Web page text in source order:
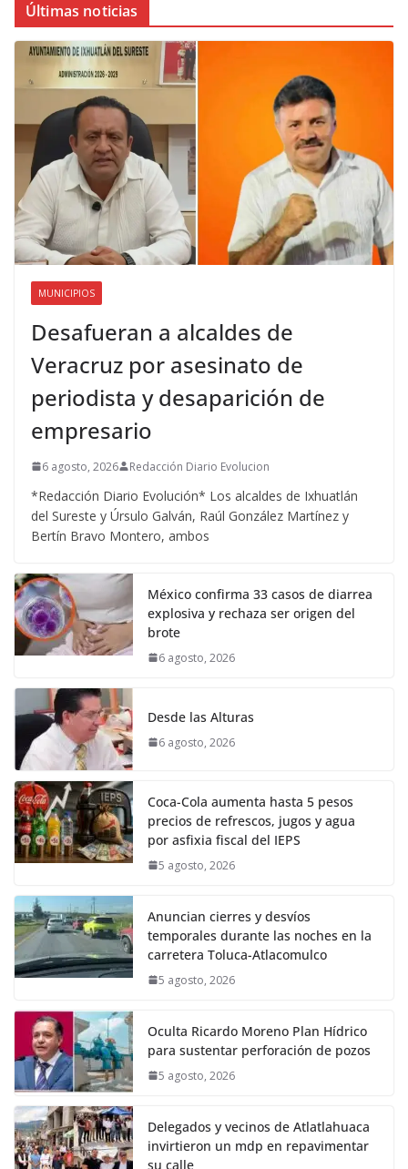
Últimas noticias
MUNICIPIOS
Desafueran a alcaldes de
Veracruz por asesinato de
periodista y desaparición de
empresario
6 agosto, 2026 Redacción Diario Evolucion
*Redacción Diario Evolución* Los alcaldes de Ixhuatlán
del Sureste y Úrsulo Galván, Raúl González Martínez y
Bertín Bravo Montero, ambos
México confirma 33 casos de diarrea
explosiva y rechaza ser origen del
brote
6 agosto, 2026
Desde las Alturas
6 agosto, 2026
Coca-Cola aumenta hasta 5 pesos
precios de refrescos, jugos y agua
por asfixia fiscal del IEPS
5 agosto, 2026
Anuncian cierres y desvíos
temporales durante las noches en la
carretera Toluca-Atlacomulco
5 agosto, 2026
Oculta Ricardo Moreno Plan Hídrico
para sustentar perforación de pozos
5 agosto, 2026
Delegados y vecinos de Atlatlahuaca
invirtieron un mdp en repavimentar
su calle